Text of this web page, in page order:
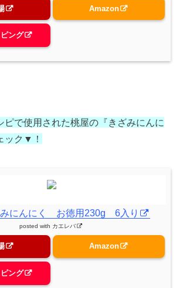
Amazon
ング
ピで使用された桃屋の『きざみにんに
ック▼！
にんにく お徳用230g 6入り
posted with カエレバ
Amazon
ング